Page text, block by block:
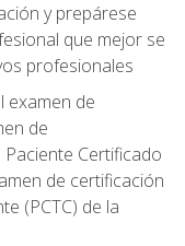
y prepárese
que mejor se
profesionales
examen de
de
Certificado
de certificación
(PCTC) de la